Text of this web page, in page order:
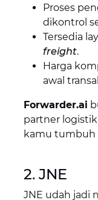
Proses
dikontrol
Tersedia
freight.
Harga
awal
Forwarder.ai
partner
kamu tumbuh
2. JNE
JNE udah jadi